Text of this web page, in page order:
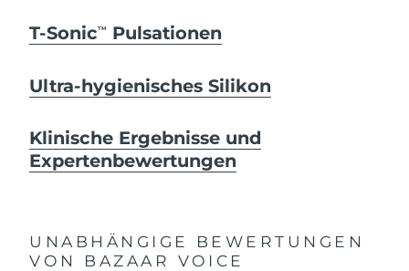
T-SonicTM Pulsationen
Ultra-hygienisches Silikon
Klinische Ergebnisse und
Expertenbewertungen
UNABHÄNGIGE BEWERTUNGEN
VON BAZAAR VOICE